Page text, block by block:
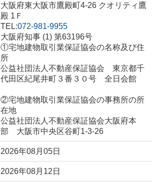
大阪府東大阪市鷹殿町4-26 クオリティ鷹
殿 1Ｆ
TEL:072-981-9955
大阪府知事 (1) 第63196号
①宅地建物取引業保証協会の名称及び住
所
公益社団法人不動産保証協会 東京都千
代田区紀尾井町３番３０号 全日会館
②宅地建物取引業保証協会の事務所の所
在地
公益社団法人不動産保証協会大阪府本
部 大阪市中央区谷町1-3-26
2026年08月05日
2026年08月12日